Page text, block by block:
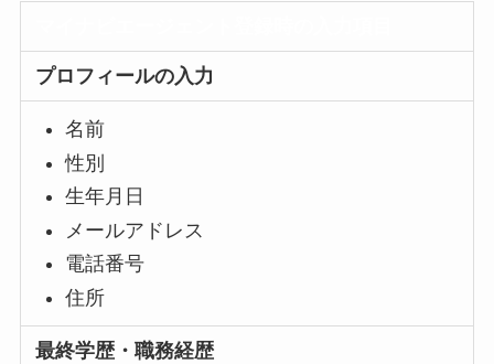
プロフィールの入力
名前
性別
生年月日
メールアドレス
電話番号
住所
最終学歴・職務経歴